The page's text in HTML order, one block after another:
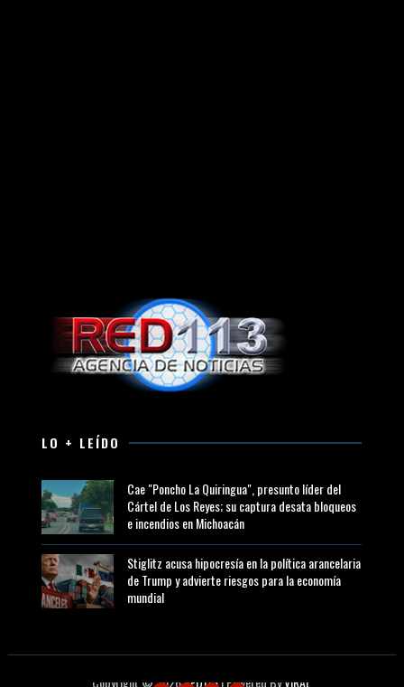
LO + LEÍDO
Cae "Poncho La Quiringua", presunto líder del
Cártel de Los Reyes; su captura desata bloqueos
e incendios en Michoacán
Stiglitz acusa hipocresía en la política arancelaria
de Trump y advierte riesgos para la economía
mundial
Copyright ©2026RED113| Powered ByVIRAL